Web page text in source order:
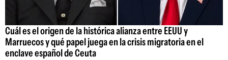
Cuál es el origen de la histórica alianza entre EEUU y
Marruecos y qué papel juega en la crisis migratoria en el
enclave español de Ceuta